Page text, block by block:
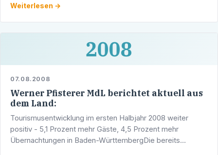
Weiterlesen →
2008
07.08.2008
Werner Pfisterer MdL berichtet aktuell aus
dem Land:
Tourismusentwicklung im ersten Halbjahr 2008 weiter
positiv - 5,1 Prozent mehr Gäste, 4,5 Prozent mehr
Übernachtungen in Baden-WürttembergDie bereits